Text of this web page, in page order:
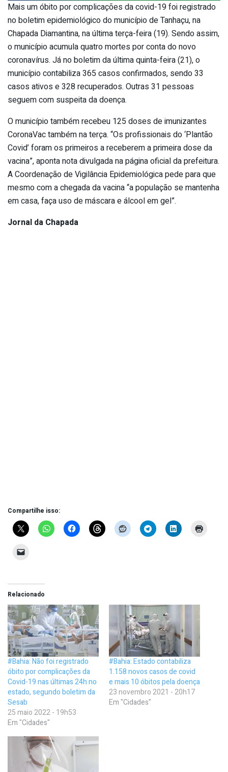
Mais um óbito por complicações da covid-19 foi registrado
no boletim epidemiológico do município de Tanhaçu, na
Chapada Diamantina, na última terça-feira (19). Sendo assim,
o município acumula quatro mortes por conta do novo
coronavírus. Já no boletim da última quinta-feira (21), o
município contabiliza 365 casos confirmados, sendo 33
casos ativos e 328 recuperados. Outras 31 pessoas
seguem com suspeita da doença.
O município também recebeu 125 doses de imunizantes
CoronaVac também na terça. “Os profissionais do ‘Plantão
Covid’ foram os primeiros a receberem a primeira dose da
vacina”, aponta nota divulgada na página oficial da prefeitura.
A Coordenação de Vigilância Epidemiológica pede para que
mesmo com a chegada da vacina “a população se mantenha
em casa, faça uso de máscara e álcool em gel”.
Jornal da Chapada
Compartilhe isso:
Relacionado
#Bahia: Não foi registrado
óbito por complicações da
Covid-19 nas últimas 24h no
estado, segundo boletim da
Sesab
25 maio 2022 - 19h53
Em "Cidades"
#Bahia: Estado contabiliza
1.158 novos casos de covid
e mais 10 óbitos pela doença
23 novembro 2021 - 20h17
Em "Cidades"